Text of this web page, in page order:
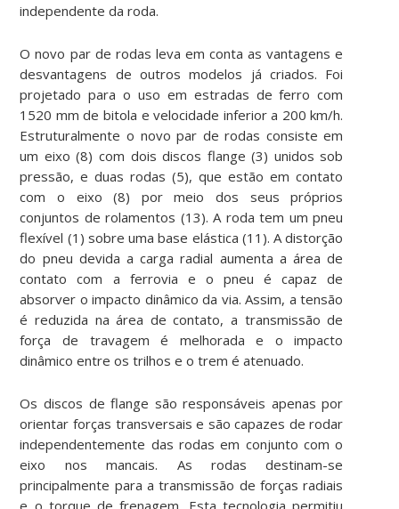
independente da roda.
O novo par de rodas leva em conta as vantagens e
desvantagens de outros modelos já criados. Foi
projetado para o uso em estradas de ferro com
1520 mm de bitola e velocidade inferior a 200 km/h.
Estruturalmente o novo par de rodas consiste em
um eixo (8) com dois discos flange (3) unidos sob
pressão, e duas rodas (5), que estão em contato
com o eixo (8) por meio dos seus próprios
conjuntos de rolamentos (13). A roda tem um pneu
flexível (1) sobre uma base elástica (11). A distorção
do pneu devida a carga radial aumenta a área de
contato com a ferrovia e o pneu é capaz de
absorver o impacto dinâmico da via. Assim, a tensão
é reduzida na área de contato, a transmissão de
força de travagem é melhorada e o impacto
dinâmico entre os trilhos e o trem é atenuado.
Os discos de flange são responsáveis apenas por
orientar forças transversais e são capazes de rodar
independentemente das rodas em conjunto com o
eixo nos mancais. As rodas destinam-se
principalmente para a transmissão de forças radiais
e o torque de frenagem. Esta tecnologia permitiu